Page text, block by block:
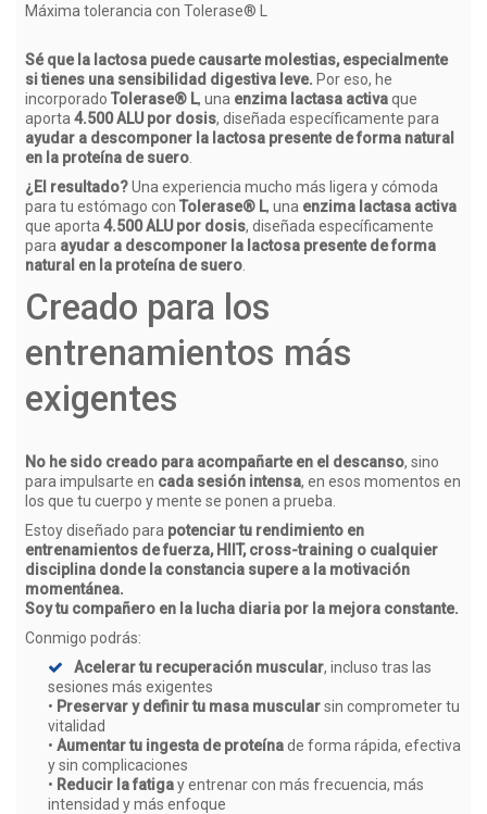
Máxima tolerancia con Tolerase® L
Sé que la lactosa puede causarte molestias, especialmente
si tienes una sensibilidad digestiva leve. Por eso, he
incorporadoTolerase® L, una enzima lactasa activaque
aporta4.500 ALU por dosis, diseñada específicamente para
ayudar a descomponer la lactosa presente de forma natural
en la proteína de suero
¿El resultado?Una experiencia mucho más ligera y cómoda
para tu estómago conTolerase® L, una enzima lactasa activa
que aporta4.500 ALU por dosis, diseñada específicamente
para ayudar a descomponer la lactosa presente de forma
natural en la proteína de suero
Creado para los
entrenamientos más
exigentes
No he sido creado para acompañarte en el descanso, sino
para impulsarte en cada sesión intensa, en esos momentos en
los que tu cuerpo y mente se ponen a prueba.
Estoy diseñado para potenciar tu rendimiento en
entrenamientos de fuerza, HIIT, cross-training o cualquier
disciplina donde la constancia supere a la motivación
momentánea.
Soy tu compañero en la lucha diaria por la mejora constante.
Conmigo podrás:
Acelerar tu recuperación muscular, incluso tras las
sesiones más exigentes
• Preservar y definir tu masa muscularsin comprometer tu
vitalidad
•Aumentar tu ingesta de proteínade forma rápida, efectiva
y sin complicaciones
• Reducir la fatigay entrenar con más frecuencia, más
intensidad y más enfoque